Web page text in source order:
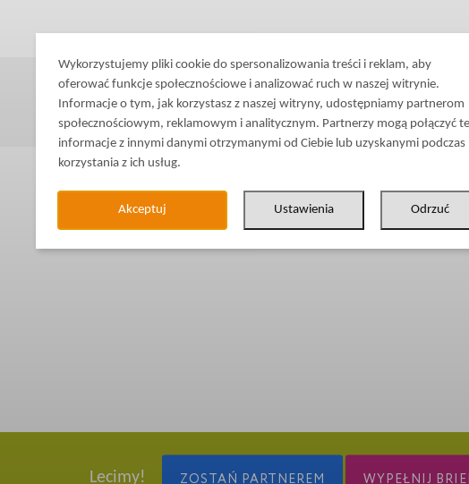
Lecimy! ZOSTAŃ PARTNEREM WYPEŁNIJ
Wykorzystujemy pliki cookie do spersonalizowania treści i reklam, aby
oferować funkcje społecznościowe i analizować ruch w naszej witrynie.
Informacje o tym, jak korzystasz z naszej witryny, udostępniamy partnerom
społecznościowym, reklamowym i analitycznym. Partnerzy mogą połączyć te
informacje z innymi danymi otrzymanymi od Ciebie lub uzyskanymi podczas
korzystania z ich usług.
Akceptuj Ustawienia Odrzuć